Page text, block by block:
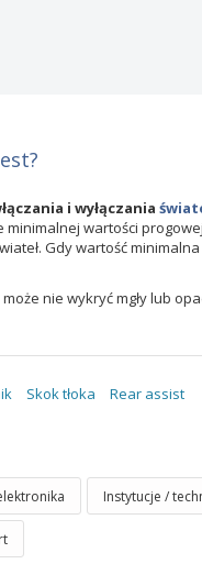
i wyłączania
minimalnej wartości
Gdy wartość
nie wykryć mgły lub
Skok tłoka Rear assist
Instytucje /